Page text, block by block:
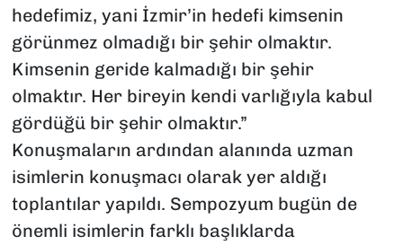
hedefimiz, yani İzmir’in hedefi kimsenin
görünmez olmadığı bir şehir olmaktır.
Kimsenin geride kalmadığı bir şehir
olmaktır. Her bireyin kendi varlığıyla kabul
gördüğü bir şehir olmaktır.”
Konuşmaların ardından alanında uzman
isimlerin konuşmacı olarak yer aldığı
toplantılar yapıldı. Sempozyum bugün de
önemli isimlerin farklı başlıklarda